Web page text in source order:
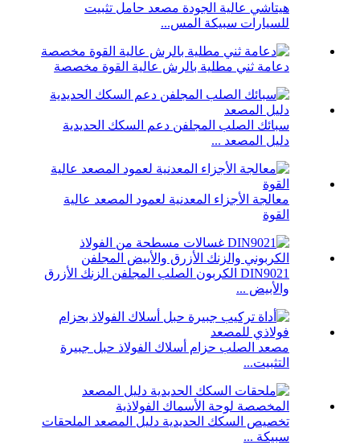
هيتاشي عالية الجودة مصعد حامل تثبيت
للسيارات سبيكة المس...
دعامة ثني مطلية بالرش عالية القوة مخصصة
سبائك الصلب المجلفن دعم السكك الحديدية
دليل المصعد ...
معالجة الأجزاء المعدنية لعمود المصعد عالية
القوة
DIN9021 الكربون الصلب المجلفن الزنك الأزرق
والأبيض ...
مصعد الصلب حزام أسلاك الفولاذ حبل جبيرة
التثبيت...
تخصيص السكك الحديدية دليل المصعد الملحقات
سبيكة ...